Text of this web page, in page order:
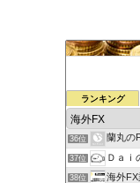
ランキング
34位 元FX
35位
36位 蘭丸の
37位 Ｄａｉ
38位 海外